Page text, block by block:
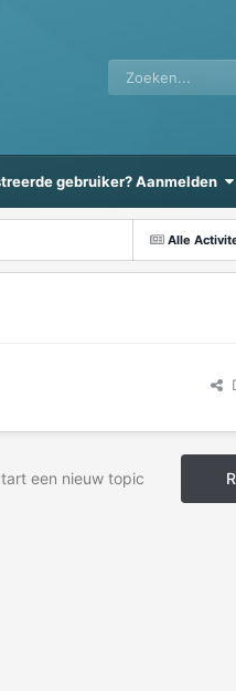
gebruiker? Aanmelden
Alle
een nieuw topic